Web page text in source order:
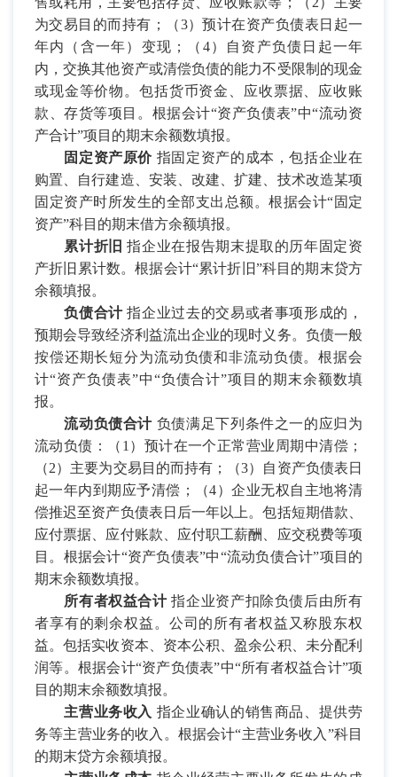
为交易目的而持有；（3）预计在资产负债表日起一
年内（含一年）变现；（ 4）自资产负债日起一年
内，交换其他资产或清偿负债的能力不受限制的现金
或现金等价物。包括货币资金、应收票据、应收账
款、存货等项目。根据会计“资产负债表”中“流动资
产合计”项目的期末余额数填报。
固定资产原价 指固定资产的成本，包括企业在
购置、自行建造、安装、改建、扩建、技术改造某项
固定资产时所发生的全部支出总额。根据会计“固定
资产”科目的期末借方余额填报。
累计折旧 指企业在报告期末提取的历年固定资
产折旧累计数。根据会计“累计折旧”科目的期末贷方
余额填报。
负债合计指企业过去的交易或者事项形成的，
预期会导致经济利益流出企业的现时义务。负债一般
按偿还期长短分为流动负债和非流动负债。根据会
计“资产负债表”中“负债合计”项目的期末余额数填
报。
流动负债合计 负债满足下列条件之一的应归为
流动负债：（ 1 ）预计在一个正常营业周期中清偿；
（2）主要为交易目的而持有；（3）自资产负债表日
起一年内到期应予清偿；（4）企业无权自主地将清
偿推迟至资产负债表日后一年以上。包括短期借款、
应付票据、应付账款、应付职工薪酬、应交税费等项
目。根据会计“资产负债表”中“流动负债合计”项目的
期末余额数填报。
所有者权益合计指企业资产扣除负债后由所有
者享有的剩余权益。公司的所有者权益又称股东权
益。包括实收资本、资本公积、盈余公积、未分配利
润等。根据会计“资产负债表”中“所有者权益合计”项
目的期末余额数填报。
主营业务收入 指企业确认的销售商品、提供劳
务等主营业务的收入。根据会计“主营业务收入”科目
的期末贷方余额填报。